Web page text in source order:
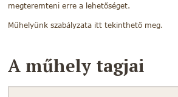
megteremteni erre a lehetőséget.
Műhelyünk szabályzata itt tekinthető meg.
A műhely tagjai